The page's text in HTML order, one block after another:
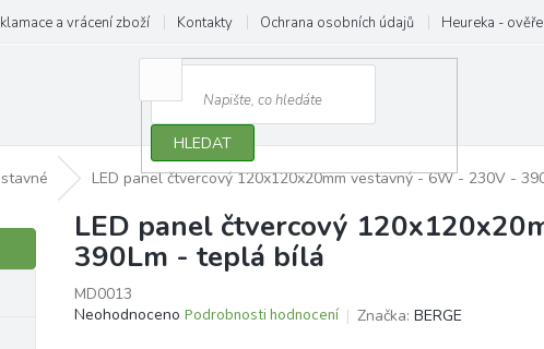
a vrácení zboží Kontakty Ochrana osobních údajů Heureka -
HLEDAT
LED panel čtvercový 120x120x20mm vestavný - 6W - 230V -
LED panel čtvercový
390Lm - teplá bílá
MD0013
Průměrné
Neohodnoceno Podrobnosti hodnocení Značka: BERGE